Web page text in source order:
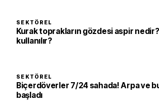
SEKTÖREL
Kurak toprakların gözdesi aspir
kullanılır?
SEKTÖREL
Biçerdöverler 7/24 sahada! Arpa ve
başladı